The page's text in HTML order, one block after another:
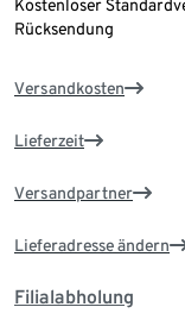
Kostenloser
Rücksendung
Versandkosten
Lieferzeit
Versandpartner
Lieferadresse ändern
Filialabholung